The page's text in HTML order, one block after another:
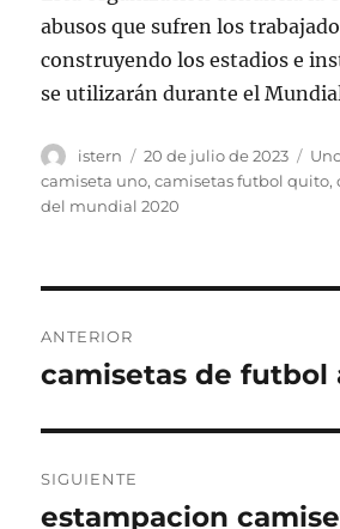
abusos que sufren los
construyendo los estadios e
se utilizarán durante el
Autor
istern
Publicado
el
20 de julio de 2023
camiseta uno,camisetas futbol quito,
del mundial 2020
de
ANTERIOR
Entrada
camisetas de futbol
SIGUIENTE
Entrada
estampacion